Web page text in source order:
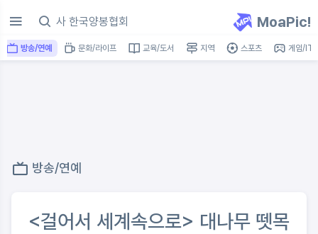
MoaPic!
방송/연예 문화/라이프 교육/도서 지역 스포츠 게임/IT
방송/연예
<걸어서 세계속으로> 대나무 뗏목